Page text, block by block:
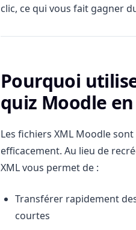
clic, ce qui vous fait gagner
Pourquoi
quiz Moodle en
Les fichiers XML Moodle
efficacement. Au lieu de
XML vous permet de :
Transférer rapidement
courtes